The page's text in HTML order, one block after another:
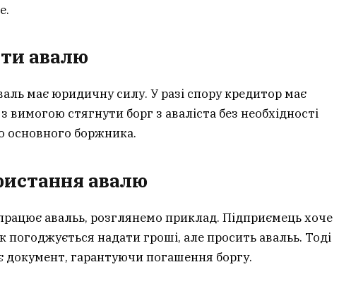
авалю
має юридичну силу. У разі спору кредитор має
вимогою стягнути борг з аваліста без необхідності
основного боржника.
авалю
авальь, розглянемо приклад. Підприємець хоче
погоджується надати гроші, але просить авальь. Тоді
документ, гарантуючи погашення боргу.